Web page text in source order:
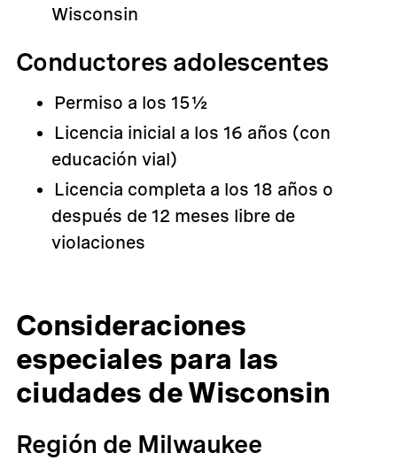
Wisconsin
Conductores adolescentes
Permiso a los 15½
Licencia inicial a los 16 años (con
educación vial)
Licencia completa a los 18 años o
después de 12 meses libre de
violaciones
Consideraciones
especiales para las
ciudades de Wisconsin
Región de Milwaukee